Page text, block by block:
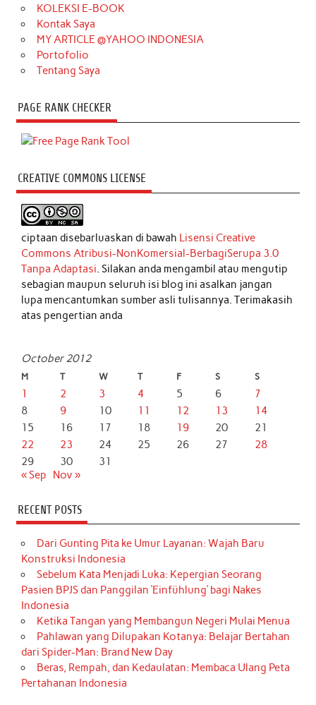
KOLEKSI E-BOOK
Kontak Saya
MY ARTICLE @YAHOO INDONESIA
Portofolio
Tentang Saya
PAGE RANK CHECKER
CREATIVE COMMONS LICENSE
ciptaan disebarluaskan di bawah Lisensi Creative
Commons Atribusi-NonKomersial-BerbagiSerupa 3.0
Tanpa Adaptasi. Silakan anda mengambil atau mengutip
sebagian maupun seluruh isi blog ini asalkan jangan
lupa mencantumkan sumber asli tulisannya. Terimakasih
atas pengertian anda
October 2012
M T W T F S S
1 2 3 4 5 6
7
8
9 10 11 12 13
14
15
16 17 18 19 20
21
22
23 24 25 26 27
28
29
30
31
« Sep
Nov »
RECENT POSTS
Dari Gunting Pita ke Umur Layanan: Wajah Baru
Konstruksi Indonesia
Sebelum Kata Menjadi Luka: Kepergian Seorang
Pasien BPJS dan Panggilan ‘Einfühlung’ bagi Nakes
Indonesia
Ketika Tangan yang Membangun Negeri Mulai Menua
Pahlawan yang Dilupakan Kotanya: Belajar Bertahan
dari Spider-Man: Brand New Day
Beras, Rempah, dan Kedaulatan: Membaca Ulang Peta
Pertahanan Indonesia